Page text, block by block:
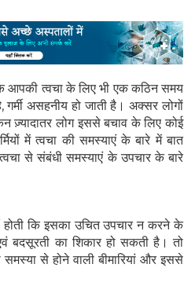
आपकी त्वचा के लिए भी एक कठिन समय
गर्मी असहनीय हो जाती है। अक्सर लोगों
ज़्यादातर लोग इससे बचाव के लिए कोई
में त्वचा की समस्याएं के बारे में बात
से संबंधी समस्याएं के उपचार के बारे
होती कि इसका उचित उपचार न करने के
बदसूरती का शिकार हो सकती है। तो
समस्या से होने वाली बीमारियां और इससे